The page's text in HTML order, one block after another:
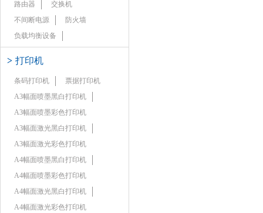
路由器
交换机
不间断电源
防火墙
负载均衡设备
> 打印机
条码打印机
票据打印机
A3幅面喷墨黑白打印机
A3幅面喷墨彩色打印机
A3幅面激光黑白打印机
A3幅面激光彩色打印机
A4幅面喷墨黑白打印机
A4幅面喷墨彩色打印机
A4幅面激光黑白打印机
A4幅面激光彩色打印机